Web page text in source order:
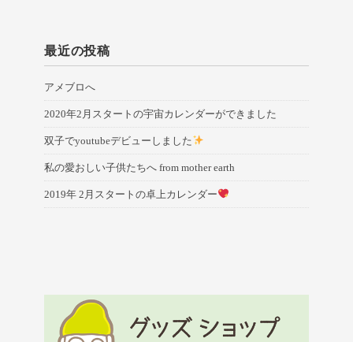
最近の投稿
アメブロへ
2020年2月スタートの宇宙カレンダーができました
双子でyoutubeデビューしました
私の愛おしい子供たちへ from mother earth
2019年 2月スタートの卓上カレンダー